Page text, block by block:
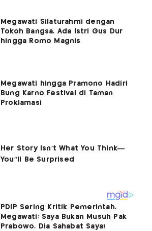
Megawati Silaturahmi dengan
Tokoh Bangsa, Ada Istri Gus Dur
hingga Romo Magnis
Megawati hingga Pramono Hadiri
Bung Karno Festival di Taman
Proklamasi
PDIP Sering Kritik Pemerintah,
Megawati: Saya Bukan Musuh Pak
Prabowo, Dia Sahabat Saya!